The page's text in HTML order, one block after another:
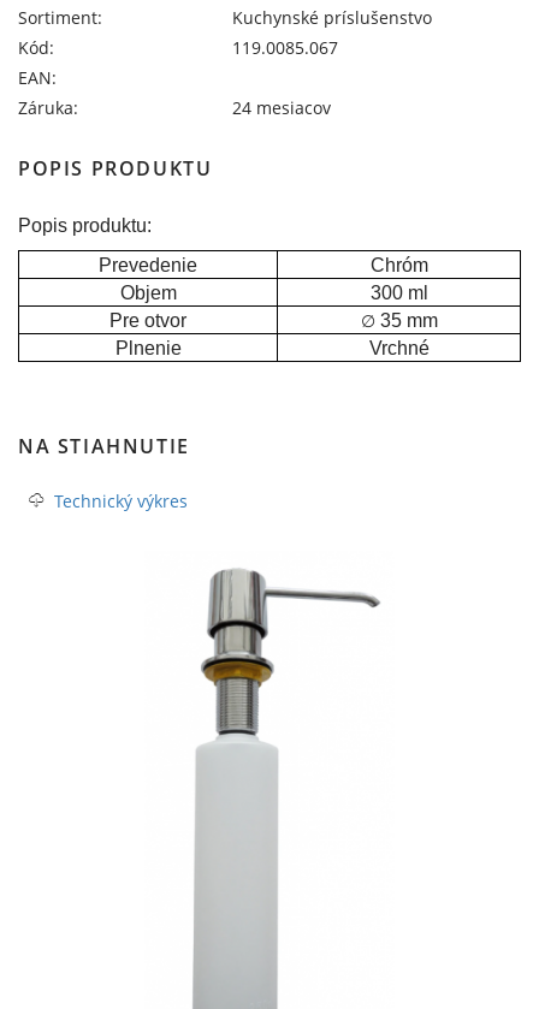
Sortiment:
Kuchynské príslušenstvo
Kód:
119.0085.067
EAN:
Záruka:
24 mesiacov
POPIS PRODUKTU
Popis produktu:
Prevedenie
Chróm
Objem
300 ml
Pre otvor
∅ 35 mm
Plnenie
Vrchné
NA STIAHNUTIE
Technický výkres